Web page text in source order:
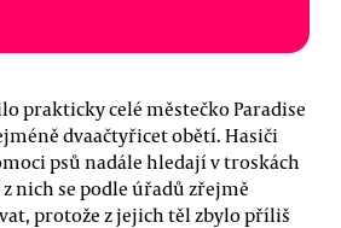
prakticky celé městečko Paradise
dvaačtyřicet obětí. Hasiči
psů nadále hledají v troskách
nich se podle úřadů zřejmě
protože z jejich těl zbylo příliš